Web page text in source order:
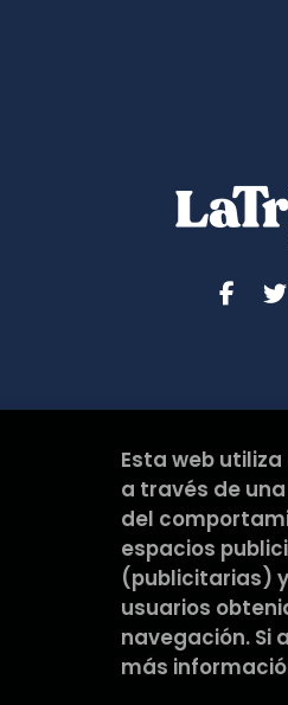
Esta web
a través de
del
espacios
(publicitarias)
usuarios
navegación. Si
más